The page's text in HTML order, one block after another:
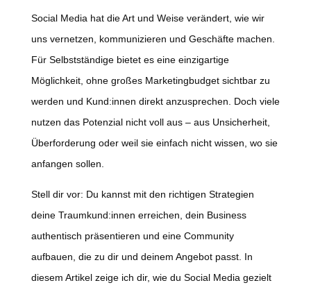
Social Media hat die Art und Weise verändert, wie wir
uns vernetzen, kommunizieren und Geschäfte machen.
Für Selbstständige bietet es eine einzigartige
Möglichkeit, ohne großes Marketingbudget sichtbar zu
werden und Kund:innen direkt anzusprechen. Doch viele
nutzen das Potenzial nicht voll aus – aus Unsicherheit,
Überforderung oder weil sie einfach nicht wissen, wo sie
anfangen sollen.
Stell dir vor: Du kannst mit den richtigen Strategien
deine Traumkund:innen erreichen, dein Business
authentisch präsentieren und eine Community
aufbauen, die zu dir und deinem Angebot passt. In
diesem Artikel zeige ich dir, wie du Social Media gezielt